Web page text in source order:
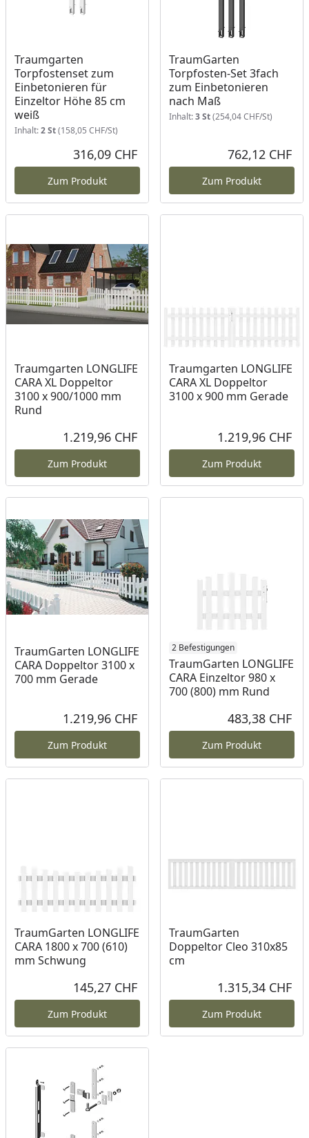
Traumgarten
Torpfostenset zum
Einbetonieren für
Einzeltor Höhe 85 cm
weiß
Inhalt:2 St(158,05 CHF/St)
316,09 CHF
Zum Produkt
TraumGarten
Torpfosten-Set 3fach
zum Einbetonieren
nach Maß
Inhalt:3 St(254,04 CHF/St)
762,12 CHF
Zum Produkt
Traumgarten LONGLIFE
CARA XL Doppeltor
3100 x 900/1000 mm
Rund
1.219,96 CHF
Zum Produkt
Traumgarten LONGLIFE
CARA XL Doppeltor
3100 x 900 mm Gerade
1.219,96 CHF
Zum Produkt
TraumGarten LONGLIFE
CARA Doppeltor 3100 x
700 mm Gerade
1.219,96 CHF
Zum Produkt
2 Befestigungen
TraumGarten LONGLIFE
CARA Einzeltor 980 x
700 (800) mm Rund
483,38 CHF
Zum Produkt
TraumGarten LONGLIFE
CARA 1800 x 700 (610)
mm Schwung
145,27 CHF
Zum Produkt
TraumGarten
Doppeltor Cleo 310x85
cm
1.315,34 CHF
Zum Produkt